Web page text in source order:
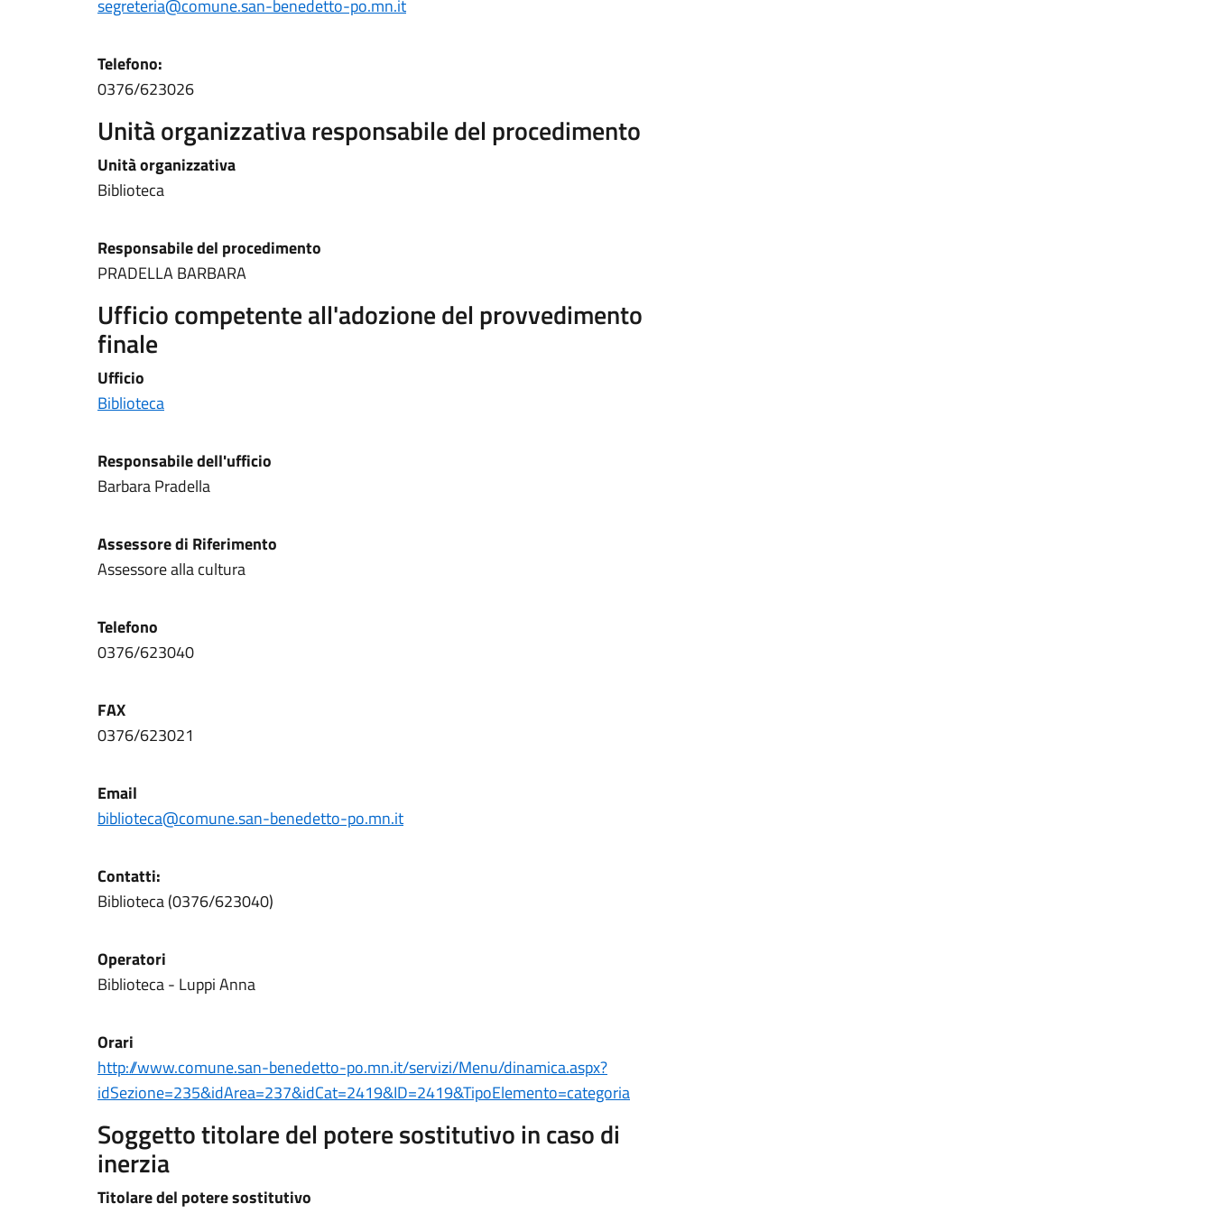
segreteria@comune.san-benedetto-po.mn.it
Telefono:
0376/623026
Unità organizzativa responsabile del procedimento
Unità organizzativa
Biblioteca
Responsabile del procedimento
PRADELLA BARBARA
Ufficio competente all'adozione del provvedimento
finale
Ufficio
Biblioteca
Responsabile dell'ufficio
Barbara Pradella
Assessore di Riferimento
Assessore alla cultura
Telefono
0376/623040
FAX
0376/623021
Email
biblioteca@comune.san-benedetto-po.mn.it
Contatti:
Biblioteca (0376/623040)
Operatori
Biblioteca - Luppi Anna
Orari
http://www.comune.san-benedetto-po.mn.it/servizi/Menu/dinamica.aspx?
idSezione=235&idArea=237&idCat=2419&ID=2419&TipoElemento=categoria
Soggetto titolare del potere sostitutivo in caso di
inerzia
Titolare del potere sostitutivo